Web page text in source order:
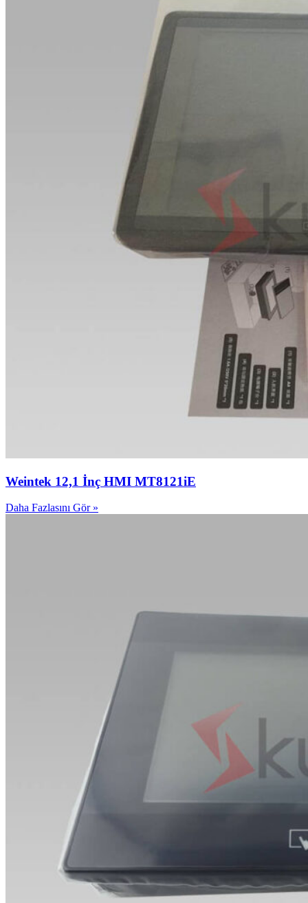
Weintek 12,1 İnç HMI MT8121iE
Daha Fazlasını Gör »